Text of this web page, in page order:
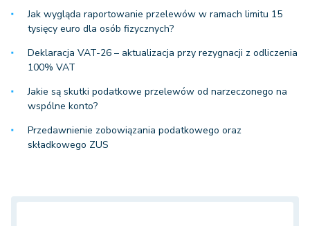
Jak wygląda raportowanie przelewów w ramach limitu 15
tysięcy euro dla osób fizycznych?
Deklaracja VAT-26 – aktualizacja przy rezygnacji z odliczenia
100% VAT
Jakie są skutki podatkowe przelewów od narzeczonego na
wspólne konto?
Przedawnienie zobowiązania podatkowego oraz
składkowego ZUS